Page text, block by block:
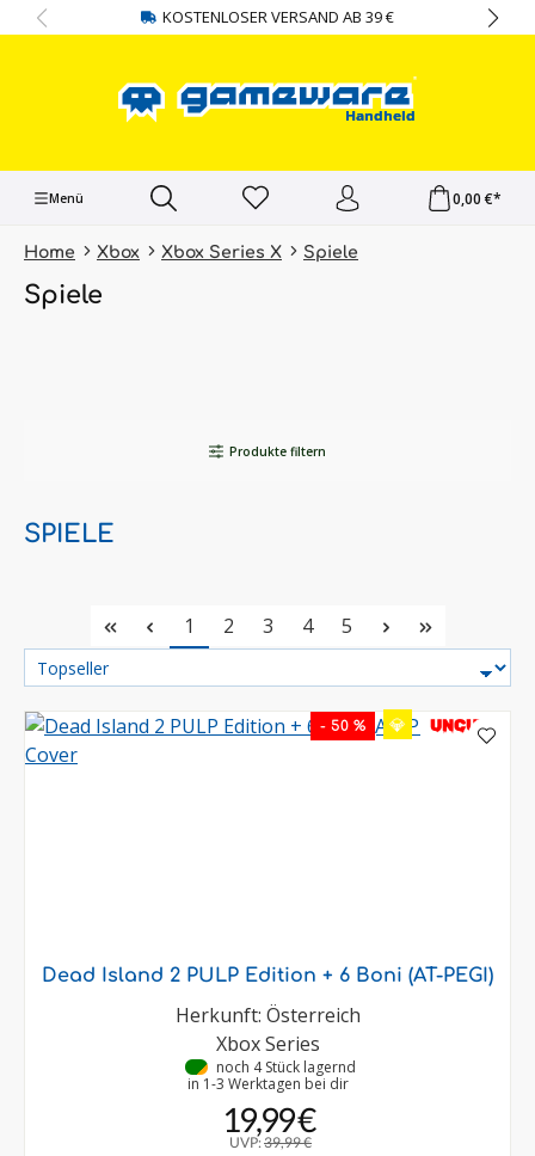
springen KOSTENLOSER VERSAND AB 39 €
Menü 0,00 €*
Home Xbox Xbox Series X Spiele
Spiele
Produkte filtern
SPIELE
Seite
1 Seite
2 Seite
3 Seite
4 Seite
5
- 50 % 💎 UNCUT
Dead Island 2 PULP Edition + 6 Boni (AT-PEGI)
Herkunft: Österreich
Xbox Series
noch 4 Stück lagernd
in 1-3 Werktagen bei dir
19,99 €
UVP:39,99 €